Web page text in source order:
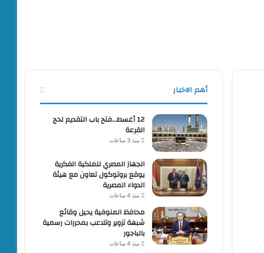
أهم الاخبار
12 أغسط…فتح باب التقديم لحج
القرعة
منذ 3 ساعات
الجهاز المصري للملكية الفكرية
يوقع بروتوكول تعاون مع هيئة
الدواء المصرية
منذ 4 ساعات
محافظ المنوفية يحيل وقائع
شبهة تزوير وتلاعب بمحررات رسمية
بالباجور
منذ 4 ساعات